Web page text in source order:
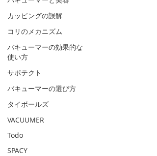
カッピングの誤解
コリのメカニズム
バキューマーの効果的な
使い方
サポテクト
バキューマーの選び方
タイボールズ
VACUUMER
Todo
SPACY